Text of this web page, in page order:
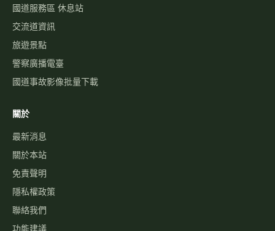
國道服務區 休息站
交流道資訊
旅遊景點
警察廣播電臺
國道事故影像批量下載
關於
最新消息
關於本站
免責聲明
隱私權政策
聯絡我們
功能建議